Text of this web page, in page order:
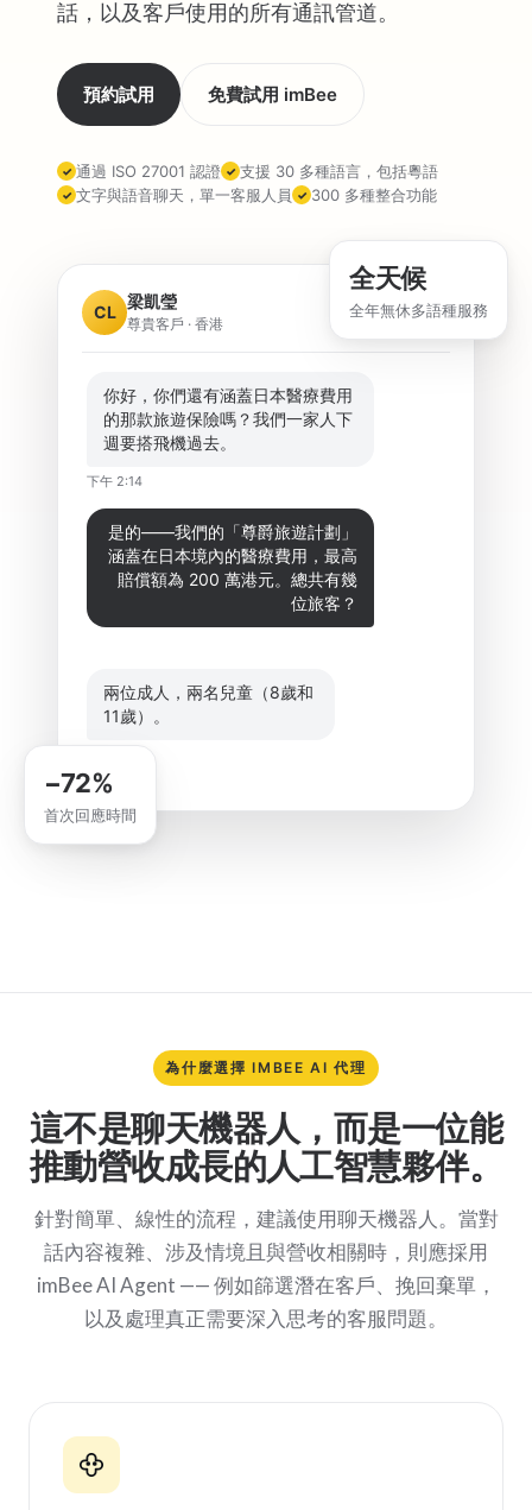
話，以及客戶使用的所有通訊管道。
預約試用 免費試用 imBee
✓ 通過 ISO 27001 認證 ✓ 支援 30 多種語言，包括粵語
✓ 文字與語音聊天，單一客服人員 ✓ 300 多種整合功能
CL
梁凱瑩
尊貴客戶 · 香港
WhatsApp
你好，你們還有涵蓋日本醫療費用
的那款旅遊保險嗎？我們一家人下
週要搭飛機過去。
下午 2:14
是的——我們的「尊爵旅遊計劃」
涵蓋在日本境內的醫療費用，最高
賠償額為 200 萬港元。總共有幾
位旅客？
兩位成人，兩名兒童（8歲和
11歲）。
−72%
首次回應時間
全天候
全年無休多語種服務
為什麼選擇 IMBEE AI 代理
這不是聊天機器人，而是一位能
推動營收成長的人工智慧夥伴。
針對簡單、線性的流程，建議使用聊天機器人。當對
話內容複雜、涉及情境且與營收相關時，則應採用
imBee AI Agent —— 例如篩選潛在客戶、挽回棄單，
以及處理真正需要深入思考的客服問題。